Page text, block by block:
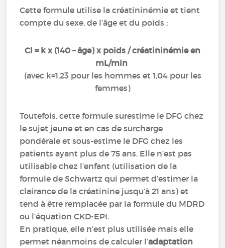
Cette formule utilise la créatininémie et tient
compte du sexe, de l’âge et du poids :
Cl = k x (140 – âge) x poids / créatininémie en
mL/min
(avec k=1,23 pour les hommes et 1,04 pour les
femmes)
Toutefois, cette formule surestime le DFG chez
le sujet jeune et en cas de surcharge
pondérale et sous-estime le DFG chez les
patients ayant plus de 75 ans. Elle n’est pas
utilisable chez l’enfant (utilisation de la
formule de Schwartz qui permet d’estimer la
clairance de la créatinine jusqu’à 21 ans) et
tend à être remplacée par la formule du MDRD
ou l’équation CKD-EPI.
En pratique, elle n’est plus utilisée mais elle
permet néanmoins de calculer l’adaptation